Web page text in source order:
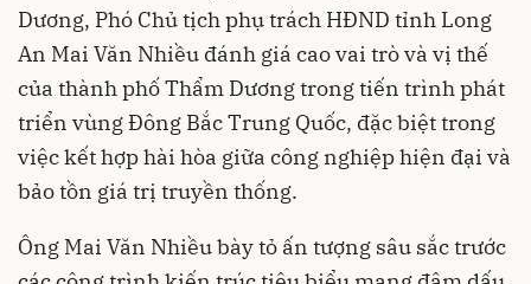
Dương, Phó Chủ tịch phụ trách HĐND tỉnh Long
An Mai Văn Nhiều đánh giá cao vai trò và vị thế
của thành phố Thẩm Dương trong tiến trình phát
triển vùng Đông Bắc Trung Quốc, đặc biệt trong
việc kết hợp hài hòa giữa công nghiệp hiện đại và
bảo tồn giá trị truyền thống.
Ông Mai Văn Nhiều bày tỏ ấn tượng sâu sắc trước